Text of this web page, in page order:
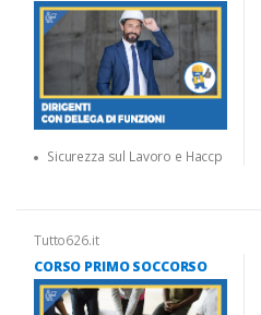
Sicurezza sul Lavoro e Haccp
Tutto626.it
CORSO PRIMO SOCCORSO